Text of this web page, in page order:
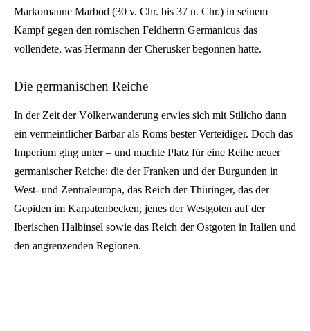
Markomanne Marbod (30 v. Chr. bis 37 n. Chr.) in seinem
Kampf gegen den römischen Feldherrn Germanicus das
vollendete, was Hermann der Cherusker begonnen hatte.
Die germanischen Reiche
In der Zeit der Völkerwanderung erwies sich mit Stilicho dann
ein vermeintlicher Barbar als Roms bester Verteidiger. Doch das
Imperium ging unter – und machte Platz für eine Reihe neuer
germanischer Reiche: die der Franken und der Burgunden in
West- und Zentraleuropa, das Reich der Thüringer, das der
Gepiden im Karpatenbecken, jenes der Westgoten auf der
Iberischen Halbinsel sowie das Reich der Ostgoten in Italien und
den angrenzenden Regionen.